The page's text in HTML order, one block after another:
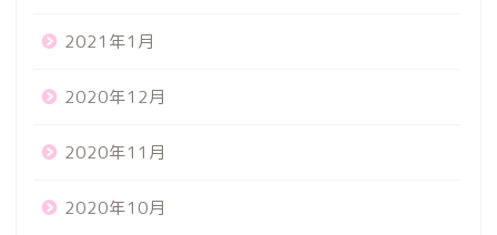
2021年1月
2020年12月
2020年11月
2020年10月